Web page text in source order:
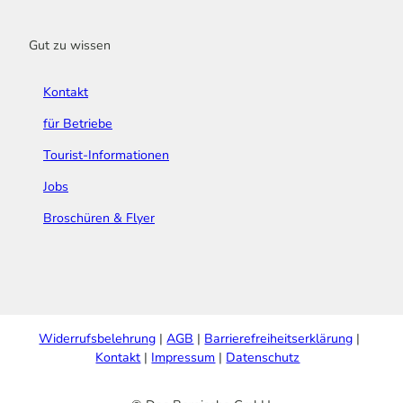
Gut zu wissen
Kontakt
für Betriebe
Tourist-Informationen
Jobs
Broschüren & Flyer
Widerrufsbelehrung AGB
Barrierefreiheitserklärung
Kontakt
Impressum Datenschutz